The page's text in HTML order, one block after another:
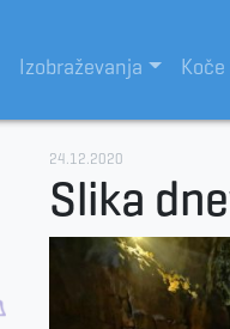
Izobraževanja Koče
24.12.2020
Slika